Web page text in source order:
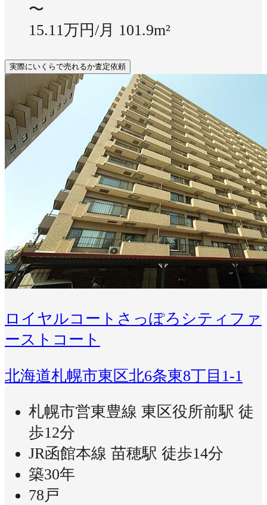
〜
15.11万円/月 101.9m²
実際にいくらで売れるか査定依頼
ロイヤルコートさっぽろシティファ
ーストコート
北海道札幌市東区北6条東8丁目1-1
札幌市営東豊線 東区役所前駅 徒
歩12分
JR函館本線 苗穂駅 徒歩14分
築30年
78戸